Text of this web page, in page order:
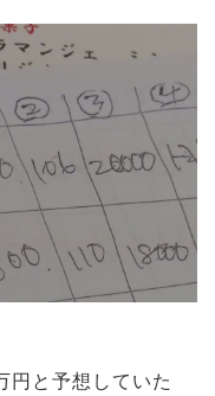
円と予想していた